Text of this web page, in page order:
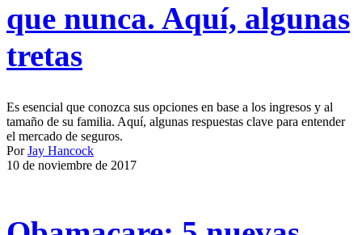
que nunca. Aquí, algunas
tretas
Es esencial que conozca sus opciones en base a los ingresos y al
tamaño de su familia. Aquí, algunas respuestas clave para entender
el mercado de seguros.
PorJay Hancock
10 de noviembre de 2017